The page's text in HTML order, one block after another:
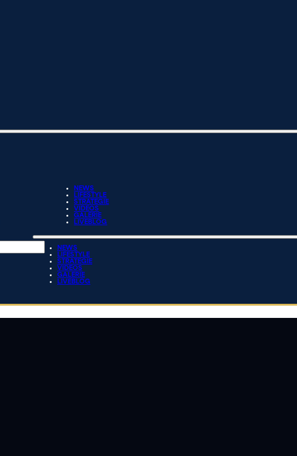
NEWS
LIFESTYLE
STRATEGIE
VIDEOS
GALERIE
LIVEBLOG
NEWS
LIFESTYLE
STRATEGIE
VIDEOS
GALERIE
LIVEBLOG